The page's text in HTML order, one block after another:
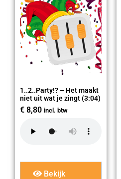
1..2..Party!? – Het maakt
niet uit wat je zingt (3:04)
€ 8,80 incl. btw
Bekijk